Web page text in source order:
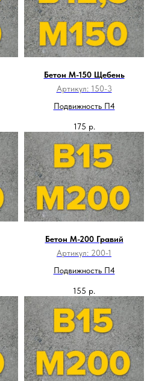
Бетон М-150 Щебень
Артикул: 150-3
Подвижность П4
175 р.
Бетон М-200 Гравий
Артикул: 200-1
Подвижность П4
155 р.